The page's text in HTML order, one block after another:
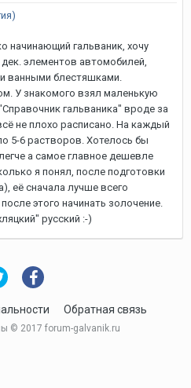
начинающий гальваник, хочу
элементов автомобилей,
ванными блестяшками.
У знакомого взял маленькую
гальваника" вроде за
не плохо расписано. На каждый
5-6 растворов. Хотелось бы
а самое главное дешевле
я понял, после подготовки
её сначала лучше всего
этого начинать золочение.
русский :-)
Обратная связь
© 2017 forum-galvanik.ru